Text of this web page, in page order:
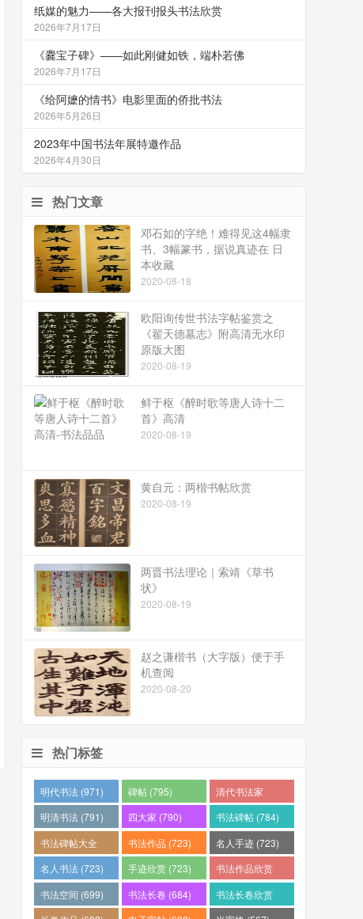
纸媒的魅力——各大报刊报头书法欣赏
2026年7月17日
《爨宝子碑》——如此刚健如铁，端朴若佛
2026年7月17日
《给阿嬷的情书》电影里面的侨批书法
2026年5月26日
2023年中国书法年展特邀作品
2026年4月30日
热门文章
邓石如的字绝！难得见这4幅隶
书、3幅篆书，据说真迹在 日
本收藏
2020-08-18
欧阳询传世书法字帖鉴赏之
《翟天德墓志》附高清无水印
原版大图
2020-08-19
鲜于枢《醉时歌等唐人诗十二
首》高清
2020-08-19
黄自元：两楷书帖欣赏
2020-08-19
两晋书法理论｜索靖《草书
状》
2020-08-19
赵之谦楷书（大字版）便于手
机查阅
2020-08-20
热门标签
明代书法 (971) 碑帖 (795)
清代书法家
(794)
明清书法 (791) 四大家 (790)
书法碑帖 (784)
书法碑帖大全
(784)
书法作品 (723)
名人手迹 (723)
名人书法 (723)
手迹欣赏 (723)
书法作品欣赏
(710)
书法空间 (699) 书法长卷 (684)
书法长卷欣赏